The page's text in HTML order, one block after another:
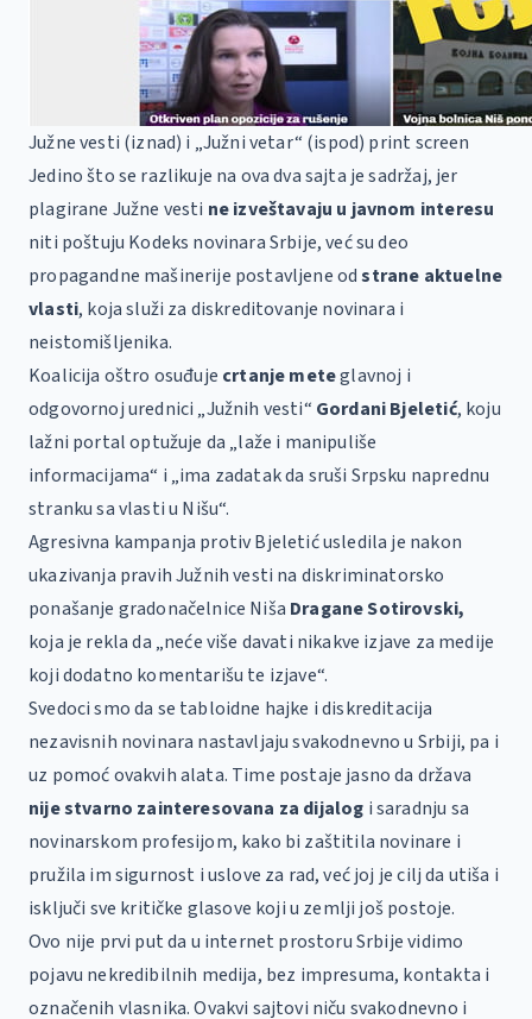
Južne vesti (iznad) i „Južni vetar“ (ispod) print screen
Jedino što se razlikuje na ova dva sajta je sadržaj, jer
plagirane Južne vesti ne izveštavaju u javnom interesu
niti poštuju Kodeks novinara Srbije, već su deo
propagandne mašinerije postavljene odstrane aktuelne
vlasti, koja služi za diskreditovanje novinara i
neistomišljenika.
Koalicija oštro osuđuje crtanje meteglavnoj i
odgovornoj urednici „Južnih vesti“ Gordani Bjeletić, koju
lažni portal optužuje da „laže i manipuliše
informacijama“ i „ima zadatak da sruši Srpsku naprednu
stranku sa vlasti u Nišu“.
Agresivna kampanja protiv Bjeletić usledila je nakon
ukazivanja pravih Južnih vesti na diskriminatorsko
ponašanje gradonačelnice Niša Dragane Sotirovski,
koja je rekla da „neće više davati nikakve izjave za medije
koji dodatno komentarišu te izjave“.
Svedoci smo da se tabloidne hajke i diskreditacija
nezavisnih novinara nastavljaju svakodnevno u Srbiji, pa i
uz pomoć ovakvih alata. Time postaje jasno da država
nije stvarno zainteresovana za dijalog i saradnju sa
novinarskom profesijom, kako bi zaštitila novinare i
pružila im sigurnost i uslove za rad, već joj je cilj da utiša i
isključi sve kritičke glasove koji u zemlji još postoje.
Ovo nije prvi put da u internet prostoru Srbije vidimo
pojavu nekredibilnih medija, bez impresuma, kontakta i
označenih vlasnika. Ovakvi sajtovi niču svakodnevno i